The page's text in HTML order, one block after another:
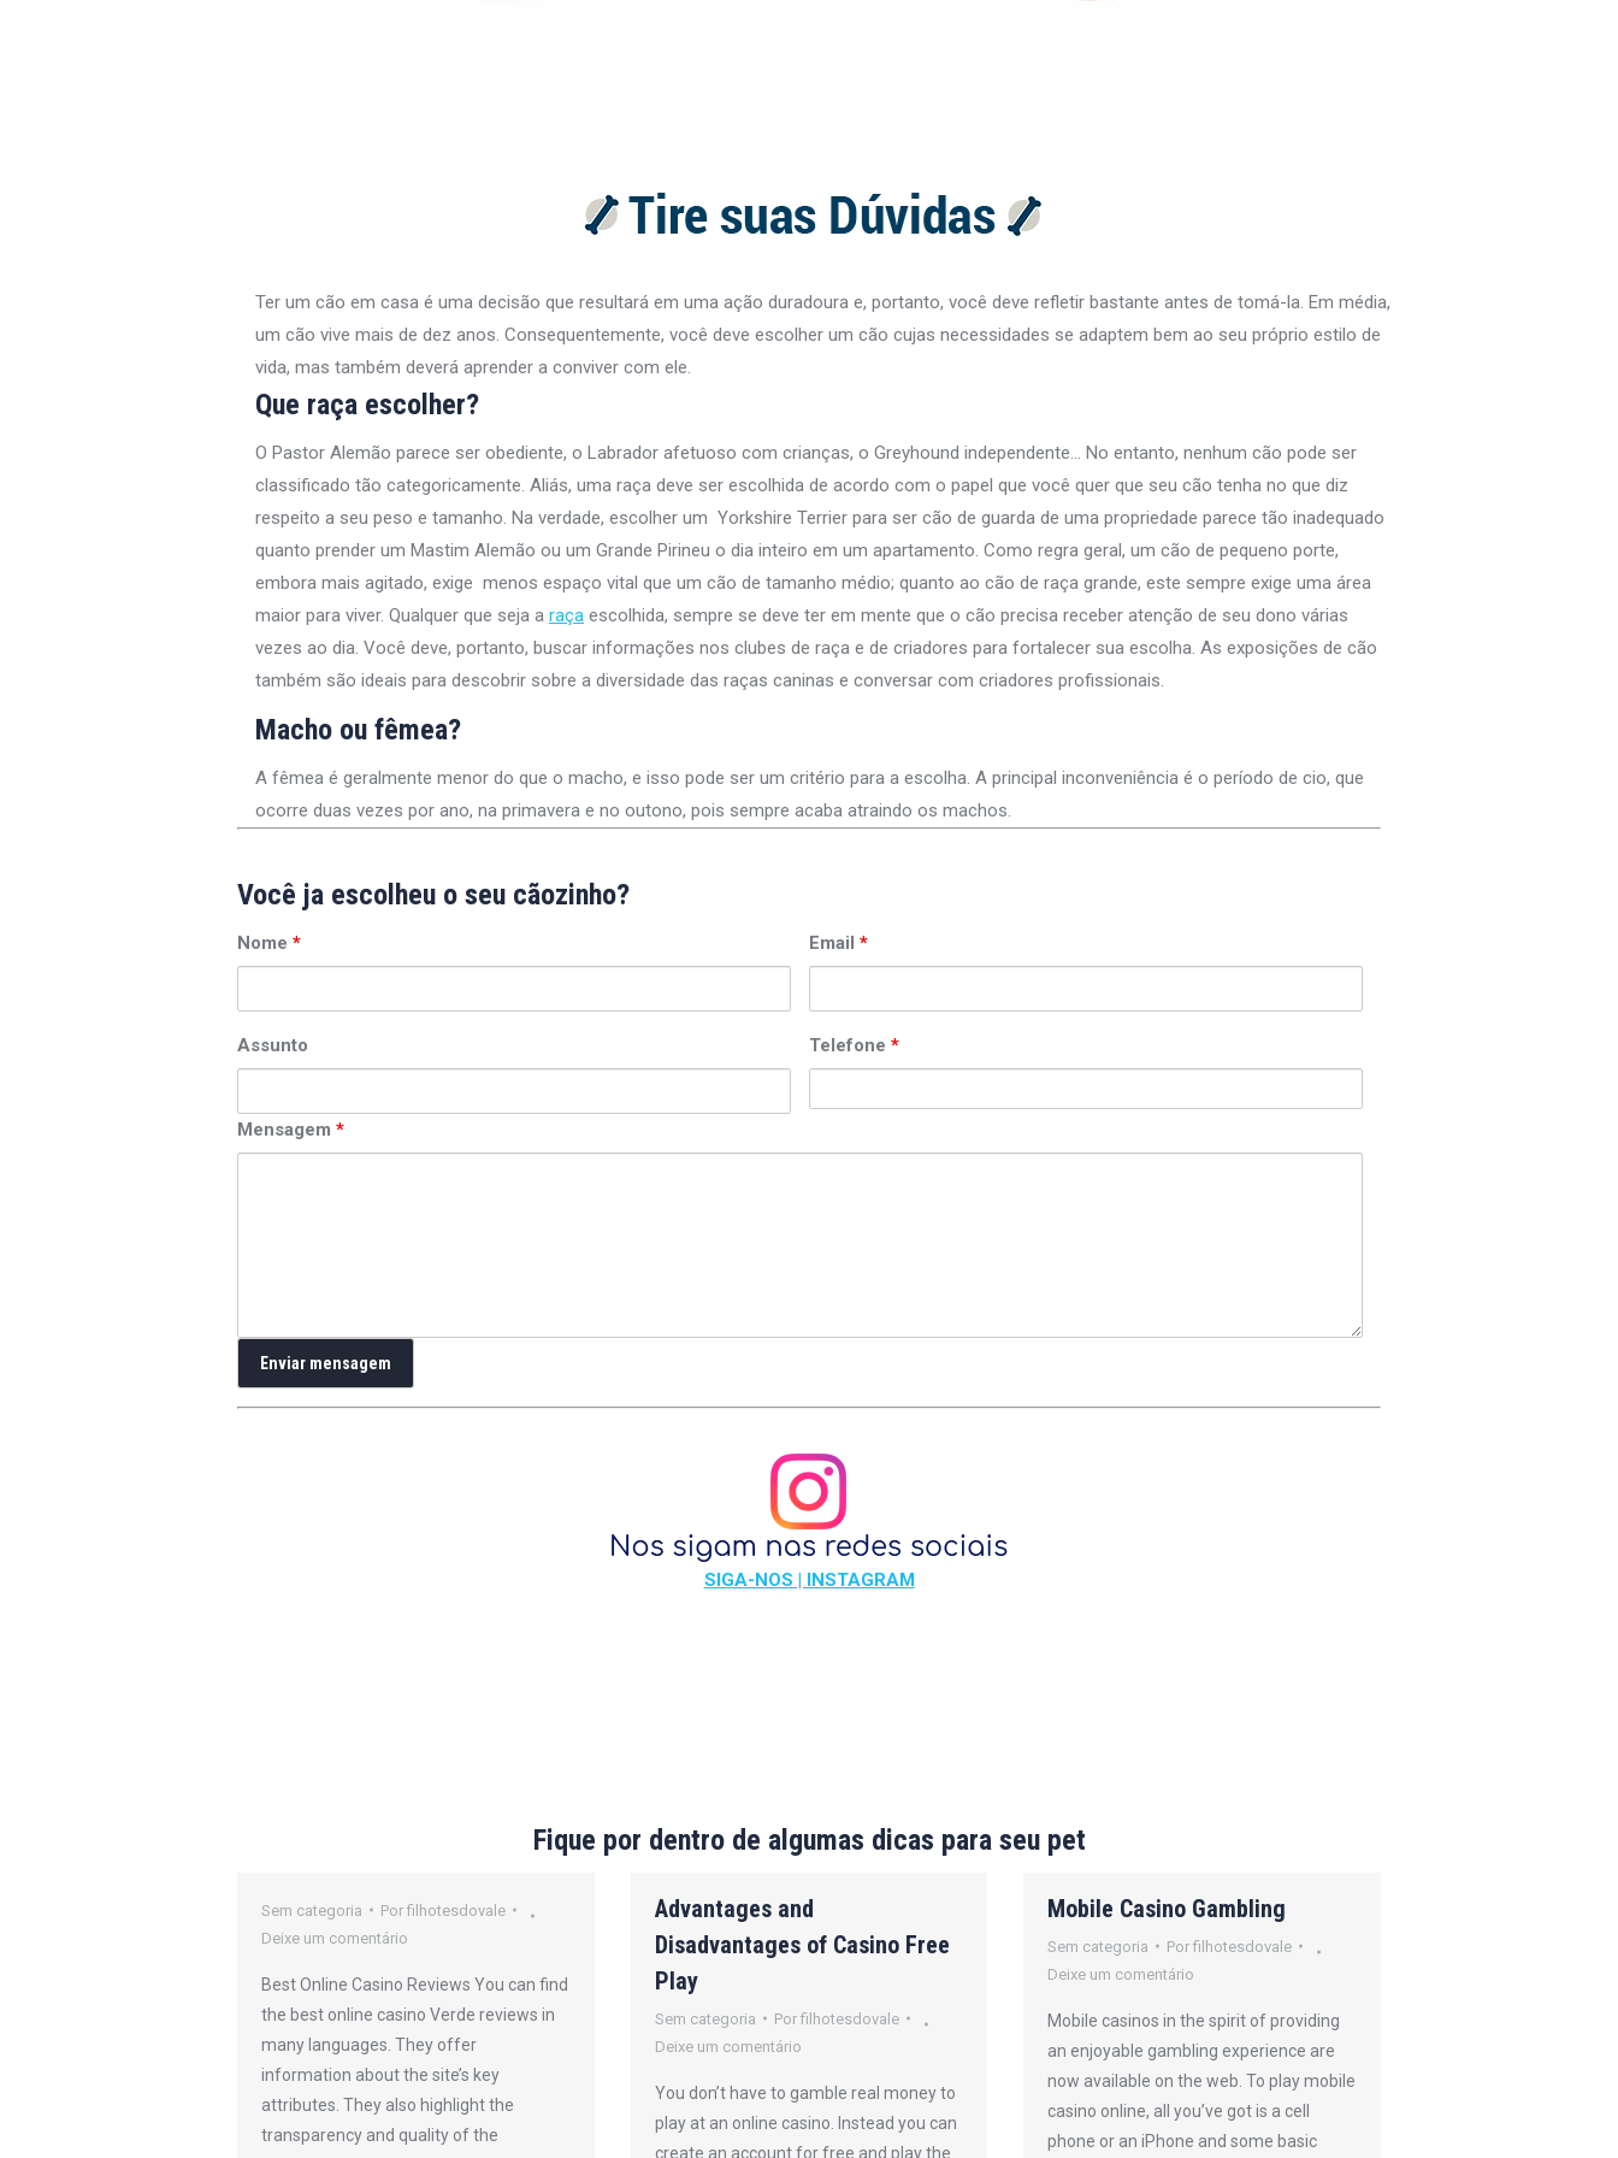
Ter um cão em casa é uma decisão que resultará em uma ação duradoura e, portanto, você deve refletir bastante antes de tomá-la. Em média,
um cão vive mais de dez anos. Consequentemente, você deve escolher um cão cujas necessidades se adaptem bem ao seu próprio estilo de
vida, mas também deverá aprender a conviver com ele.
Que raça escolher?
O Pastor Alemão parece ser obediente, o Labrador afetuoso com crianças, o Greyhound independente… No entanto, nenhum cão pode ser
classificado tão categoricamente. Aliás, uma raça deve ser escolhida de acordo com o papel que você quer que seu cão tenha no que diz
respeito a seu peso e tamanho. Na verdade, escolher um Yorkshire Terrier para ser cão de guarda de uma propriedade parece tão inadequado
quanto prender um Mastim Alemão ou um Grande Pirineu o dia inteiro em um apartamento. Como regra geral, um cão de pequeno porte,
embora mais agitado, exige menos espaço vital que um cão de tamanho médio; quanto ao cão de raça grande, este sempre exige uma área
maior para viver. Qualquer que seja a raça escolhida, sempre se deve ter em mente que o cão precisa receber atenção de seu dono várias
vezes ao dia. Você deve, portanto, buscar informações nos clubes de raça e de criadores para fortalecer sua escolha. As exposições de cão
também são ideais para descobrir sobre a diversidade das raças caninas e conversar com criadores profissionais.
Macho ou fêmea?
A fêmea é geralmente menor do que o macho, e isso pode ser um critério para a escolha. A principal inconveniência é o período de cio, que
ocorre duas vezes por ano, na primavera e no outono, pois sempre acaba atraindo os machos.
Você ja escolheu o seu cãozinho?
Nome *
Assunto
Email *
Telefone *
Mensagem *
SIGA-NOS | INSTAGRAM
Fique por dentro de algumas dicas para seu pet
Sem categoria Por filhotesdovale
Deixe um comentário
Best Online Casino Reviews You can find
the best online casino Verde reviews in
many languages. They offer
information about the site’s key
attributes. They also highlight the
transparency and quality of the
Advantages and
Disadvantages of Casino Free
Play
Sem categoria Por filhotesdovale
Deixe um comentário
You don’t have to gamble real money to
play at an online casino. Instead you can
create an account for free and play the
Mobile Casino Gambling
Sem categoria Porfilhotesdovale
Deixe um comentário
Mobile casinos in the spirit of providing
an enjoyable gambling experience are
now available on the web. To play mobile
casino online, all you’ve got is a cell
phone or an iPhone and some basic